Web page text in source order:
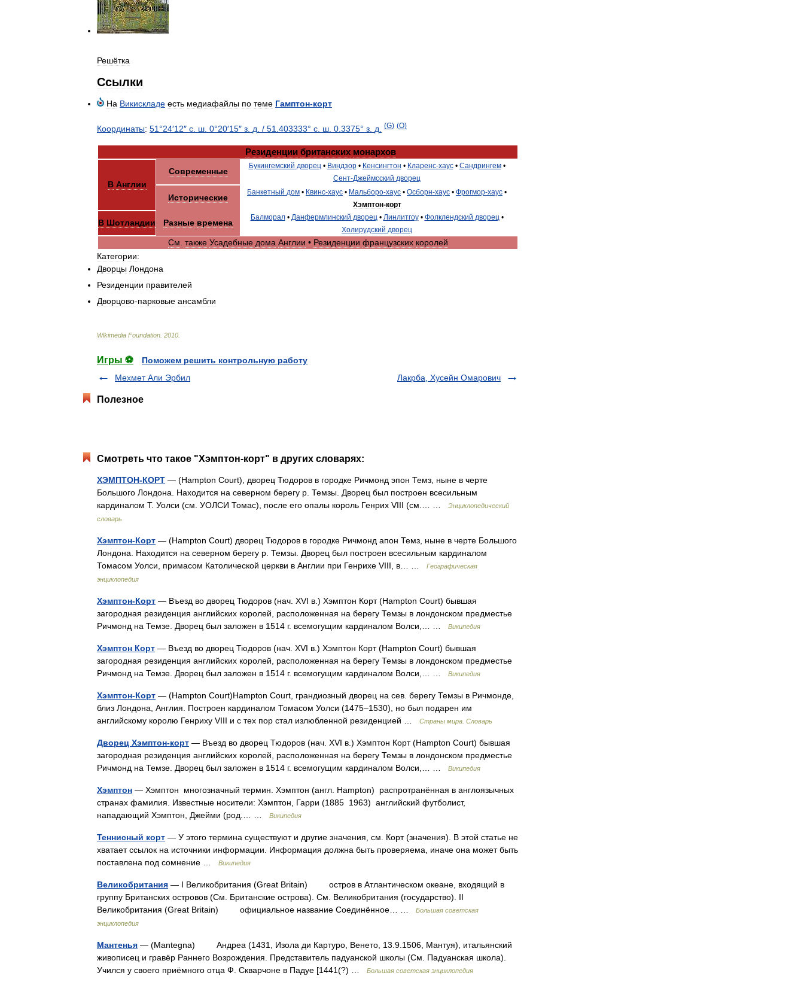
Решётка
Ссылки
На Викискладе есть медиафайлы по теме Гамптон-корт
Координаты: 51 °24′12″ с ш 0°20′15″ з д / 51 403333° с ш 0 3375° з д (G) (O)
Резиденции британских монархов
В Англии
Современные
Букингемский дворец • Виндзор• Кенсингтон • Кларенс-хаус• Сандрингем•
Сент-Джеймсский дворец
Исторические
Банкетный дом • Квинс-хаус • Мальборо-хаус • Осборн-хаус • Фрогмор-хаус •
Хэмптон-корт
В Шотландии Разные времена
Балморал• Данфермлинский дворец • Линлитгоу• Фолклендский дворец •
Холирудский дворец
См также Усадебные дома Англии • Резиденции французских королей
Категории:
Дворцы Лондона
Резиденции правителей
Дворцово-парковые ансамбли
Wikimedia Foundation 2010
Игры ⚽
Поможем решить контрольную работу
Мехмет Али Эрбил
Лакрба, Хусейн Омарович
Полезное
Смотреть что такое "Хэмптон-корт" в других словарях:
ХЭМПТОН-КОРТ — (Hampton Court), дворец Тюдоров в городке Ричмонд эпон Темз, ныне в черте
Большого Лондона. Находится на северном берегу р. Темзы. Дворец был построен всесильным
кардиналом Т. Уолси (см. УОЛСИ Томас), после его опалы король Генрих VIII (см.… …
Энциклопедический
словарь
Хэмптон-Корт — (Hampton Court) дворец Тюдоров в городке Ричмонд апон Темз, ныне в черте Большого
Лондона. Находится на северном берегу р. Темзы. Дворец был построен всесильным кардиналом
Томасом Уолси, примасом Католической церкви в Англии при Генрихе VIII, в… …
Географическая
энциклопедия
Хэмптон-Корт — Въезд во дворец Тюдоров (нач. XVI в.) Хэмптон Корт (Hampton Court) бывшая
загородная резиденция английских королей, расположенная на берегу Темзы в лондонском предместье
Ричмонд на Темзе. Дворец был заложен в 1514 г. всемогущим кардиналом Волси,… …
Википедия
Хэмптон Корт — Въезд во дворец Тюдоров (нач. XVI в.) Хэмптон Корт (Hampton Court) бывшая
загородная резиденция английских королей, расположенная на берегу Темзы в лондонском предместье
Ричмонд на Темзе. Дворец был заложен в 1514 г. всемогущим кардиналом Волси,… …
Википедия
Хэмптон-Корт — (Hampton Court)Hampton Court, грандиозный дворец на сев. берегу Темзы в Ричмонде,
близ Лондона, Англия. Построен кардиналом Томасом Уолси (1475–1530), но был подарен им
английскому королю Генриху VIII и с тех пор стал излюбленной резиденцией …
Страны мира. Словарь
Дворец Хэмптон-корт — Въезд во дворец Тюдоров (нач. XVI в.) Хэмптон Корт (Hampton Court) бывшая
загородная резиденция английских королей, расположенная на берегу Темзы в лондонском предместье
Ричмонд на Темзе. Дворец был заложен в 1514 г. всемогущим кардиналом Волси,… …
Википедия
Хэмптон — Хэмптон многозначный термин. Хэмптон (англ. Hampton) распротранённая в англоязычных
странах фамилия. Известные носители: Хэмптон, Гарри (1885 1963) английский футболист,
нападающий Хэмптон, Джейми (род.… …
Википедия
Теннисный корт — У этого термина существуют и другие значения, см. Корт (значения). В этой статье не
хватает ссылок на источники информации. Информация должна быть проверяема, иначе она может быть
поставлена под сомнение …
Википедия
Великобритания — I Великобритания (Great Britain) остров в Атлантическом океане, входящий в
группу Британских островов (См. Британские острова). См. Великобритания (государство). II
Великобритания (Great Britain) официальное название Соединённое… …
Большая советская
энциклопедия
Мантенья — (Mantegna) Андреа (1431, Изола ди Картуро, Венето, 13.9.1506, Мантуя), итальянский
живописец и гравёр Раннего Возрождения. Представитель падуанской школы (См. Падуанская школа).
Учился у своего приёмного отца Ф. Скварчоне в Падуе [1441(?) …
Большая советская энциклопедия